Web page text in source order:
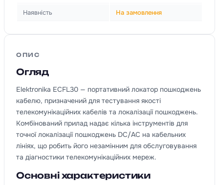
Наявність На замовлення
ОПИС
Огляд
Elektronika ECFL30 — портативний локатор пошкоджень
кабелю, призначений для тестування якості
телекомунікаційних кабелів та локалізації пошкоджень.
Комбінований прилад надає кілька інструментів для
точної локалізації пошкоджень DC/AC на кабельних
лініях, що робить його незамінним для обслуговування
та діагностики телекомунікаційних мереж.
Основні характеристики